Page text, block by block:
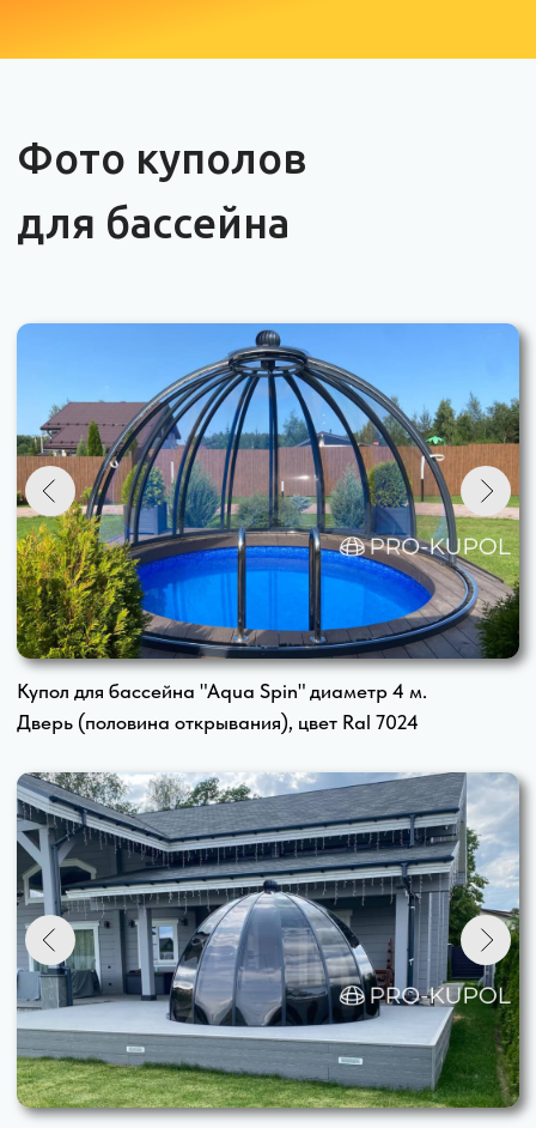
Купол для бассейна "Aqua Spin" диаметр 5 м.
8 секций из 16 половина открывания, цвет Ral 8017
Купол для бассейна "Aqua" диаметр 5 м. Тонированный
Три двери по две секции, цвет Ral 8017